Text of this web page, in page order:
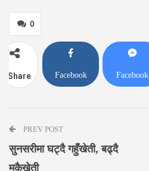
0
Share Facebook Facebook
PREV POST
सुनसरीमा घट्दै गहुँखेती, बढ्दै
मकैखेती